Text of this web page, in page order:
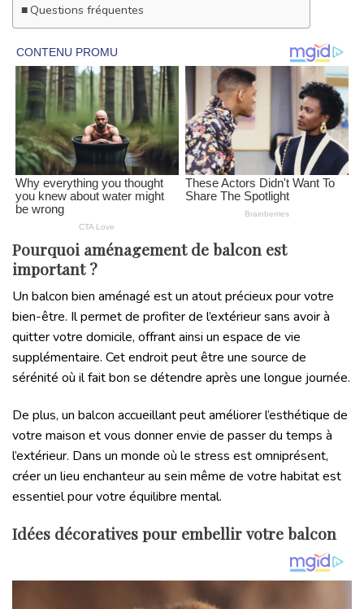
Questions fréquentes
Pourquoi aménagement de balcon est
important ?
Un balcon bien aménagé est un atout précieux pour votre
bien-être. Il permet de profiter de l’extérieur sans avoir à
quitter votre domicile, offrant ainsi un espace de vie
supplémentaire. Cet endroit peut être une source de
sérénité où il fait bon se détendre après une longue journée.
De plus, un balcon accueillant peut améliorer l’esthétique de
votre maison et vous donner envie de passer du temps à
l’extérieur. Dans un monde où le stress est omniprésent,
créer un lieu enchanteur au sein même de votre habitat est
essentiel pour votre équilibre mental.
Idées décoratives pour embellir votre balcon